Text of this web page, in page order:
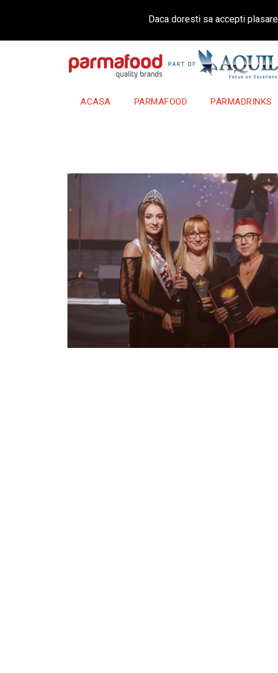
Daca doresti sa accepti
ACASA PARMAFOOD PARMADRINKS